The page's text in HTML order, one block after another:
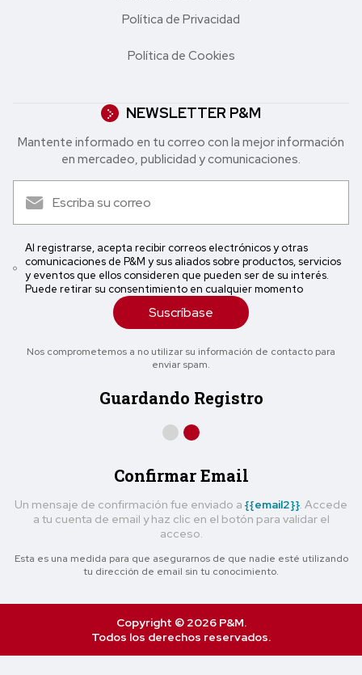
Política de Privacidad
Política de Cookies
NEWSLETTER P&M
Mantente informado en tu correo con la mejor in formación
en mercadeo, publicidad y comunicaciones.
Al registrarse, acepta recibir correos electrónicos y otras
comunicaciones de P&M y sus aliados sobre productos, servicios
y eventos que ellos consideren que pueden ser de su interés.
Puede retirar su consentimiento en cualquier momento
Suscríbase
Nos comprometemos a no utilizar su información de contacto para
enviar spam.
Guardando Registro
Confirmar Email
Un mensaje de confirmación fue enviado a {{email2}} . Accede
a tu cuenta de email y haz clic en el botón para validar el
acceso.
Esta es una medida para que asegurarnos de que nadie esté utilizando
tu dirección de email sin tu conocimiento.
Copyright © 2026 P&M.
Todos los derechos reservados.